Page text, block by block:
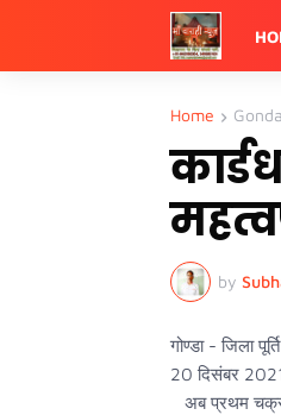
Home Gonda
by
गोण्डा - जिला
20 दिसंबर 2021
अब प्रथम चक्र